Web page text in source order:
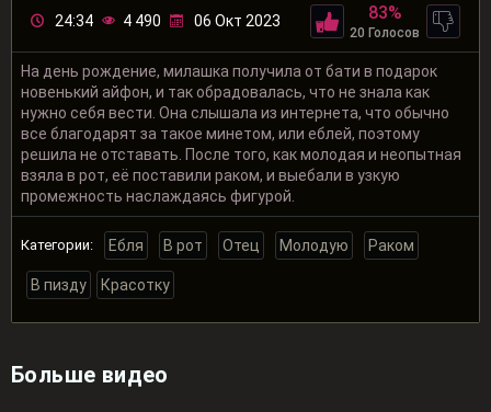
24:34 4 490 06 Окт 2023 83%
20 Голосов
На день рождение, милашка получила от бати в подарок
новенький айфон, и так обрадовалась, что не знала как
нужно себя вести. Она слышала из интернета, что обычно
все благодарят за такое минетом, или еблей, поэтому
решила не отставать. После того, как молодая и неопытная
взяла в рот, её поставили раком, и выебали в узкую
промежность наслаждаясь фигурой.
Категории: Ебля В рот Отец Молодую Раком
В пизду Красотку
Больше видео